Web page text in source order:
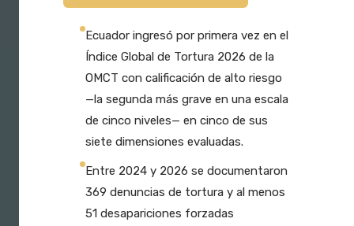
Ecuador ingresó por primera vez en el
Índice Global de Tortura 2026 de la
OMCT con calificación de alto riesgo
—la segunda más grave en una escala
de cinco niveles— en cinco de sus
siete dimensiones evaluadas.
Entre 2024 y 2026 se documentaron
369 denuncias de tortura y al menos
51 desapariciones forzadas